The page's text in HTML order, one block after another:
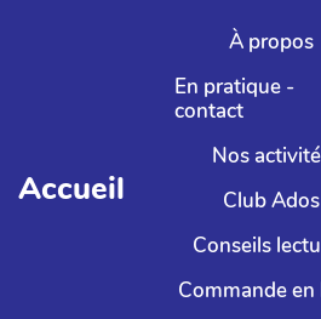
Aller au contenu principal
Accueil
À propos
En pratique -
contact
Nos
Club Ados
Conseils
Commande en